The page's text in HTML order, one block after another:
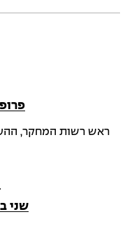
ראש רשות המחקר,
שני